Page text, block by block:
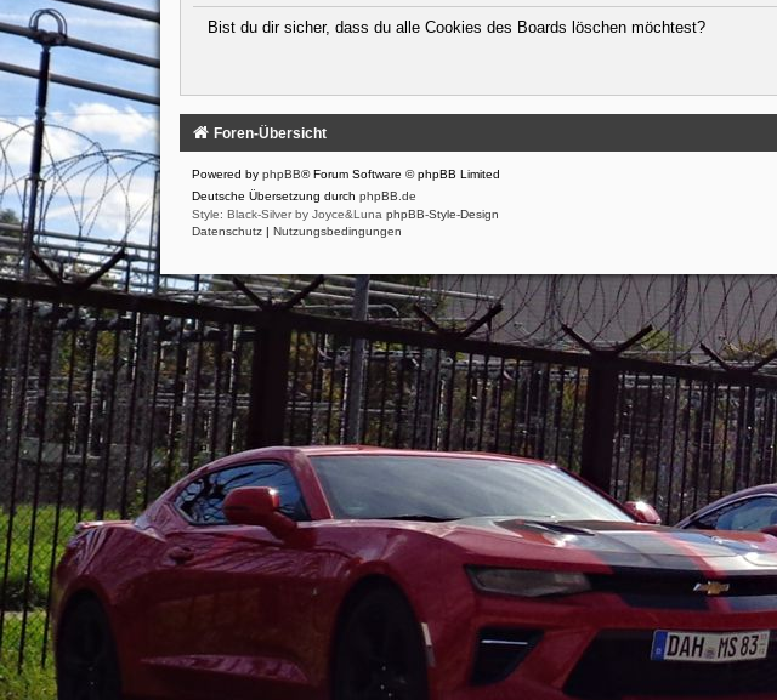
Bist du dir sicher, dass du alle Cookies des Boards löschen möchtest?
Foren-Übersicht
Powered by phpBB® Forum Software © phpBB Limited
Deutsche Übersetzung durch phpBB.de
Style: Black-Silver by Joyce&Luna phpBB-Style-Design
Datenschutz | Nutzungsbedingungen